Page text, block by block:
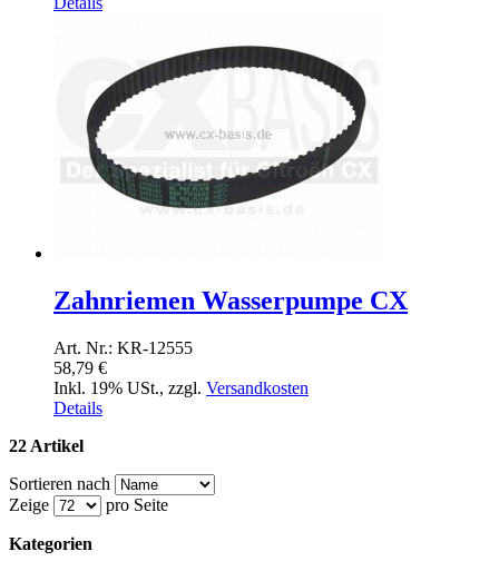
Zahnriemen Wasserpumpe CX
Art. Nr.: KR-12555
58,79 €
Inkl. 19% USt., zzgl. Versandkosten
Details
22 Artikel
Sortieren nach
Zeige
pro Seite
Kategorien